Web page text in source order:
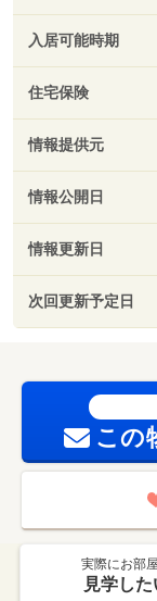
入居可能時期
住宅保険
情報提供元
情報公開日
情報更新日
次回更新予定日
この
実際にお部
見学した